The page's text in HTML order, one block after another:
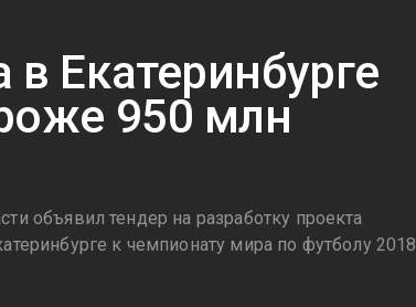
Екатеринбурге
950 млн
объявил тендер на разработку проекта
к чемпионату мира по футболу 2018